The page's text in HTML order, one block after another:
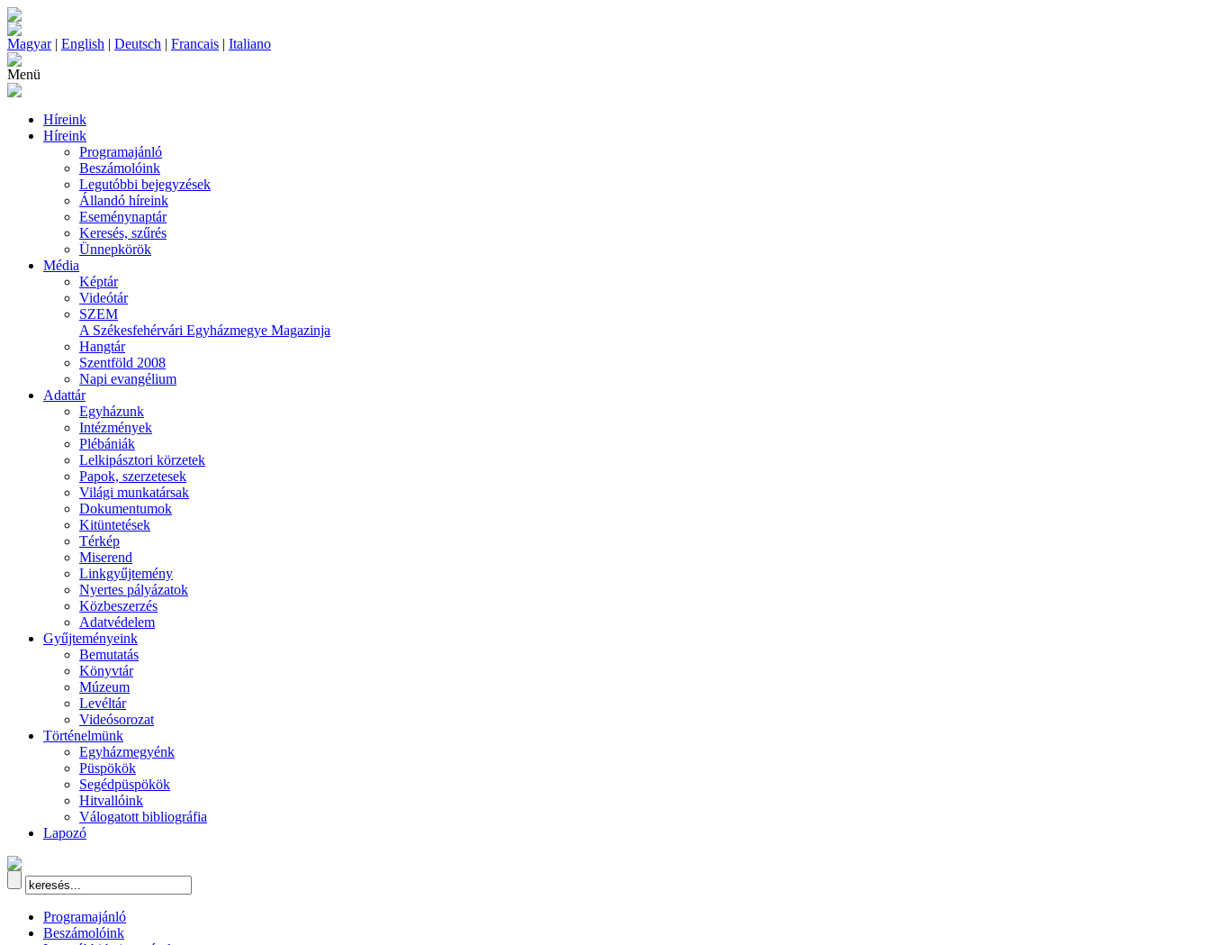
Magyar| English | Deutsch | Francais | Italiano
Menü
Híreink
Híreink
Programajánló
Beszámolóink
Legutóbbi bejegyzések
Állandó híreink
Eseménynaptár
Keresés, szűrés
Ünnepkörök
Média
Képtár
Videótár
SZEM
A Székesfehérvári Egyházmegye Magazinja
Hangtár
Szentföld 2008
Napi evangélium
Adattár
Egyházunk
Intézmények
Plébániák
Lelkipásztori körzetek
Papok, szerzetesek
Világi munkatársak
Dokumentumok
Kitüntetések
Térkép
Miserend
Linkgyűjtemény
Nyertes pályázatok
Közbeszerzés
Adatvédelem
Gyűjteményeink
Bemutatás
Könyvtár
Múzeum
Levéltár
Videósorozat
Történelmünk
Egyházmegyénk
Püspökök
Segédpüspökök
Hitvallóink
Válogatott bibliográfia
Lapozó
Programajánló
Beszámolóink